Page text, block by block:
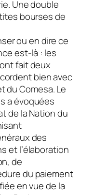
Une double
bourses de
ou en dire ce
est-là : les
fait deux
bien avec
du Comesa. Le
a évoquées
de la Nation du
des
et l’élaboration
de
du paiement
en vue de la